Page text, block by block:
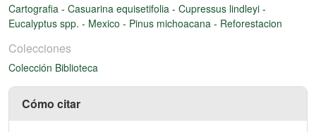
Cartografia - Casuarina equisetifolia - Cupressus lindleyi -
Eucalyptus spp. - Mexico - Pinus michoacana - Reforestacion
Colecciones
Colección Biblioteca
Cómo citar